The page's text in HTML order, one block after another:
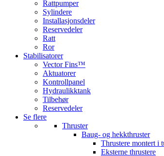
Rattpumper
Sylindere
Installasjonsdeler
Reservedeler
Ratt
Ror
Stabilisatorer
Vector Fins™
Aktuatorer
Kontrollpanel
Hydraulikktank
Tilbehør
Reservedeler
Se flere
Thruster
Baug- og hekkthruster
Thrustere montert i
Eksterne thrustere